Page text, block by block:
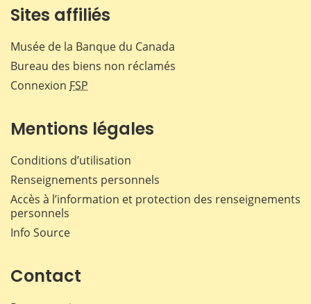
Sites affiliés
Musée de la Banque du Canada
Bureau des biens non réclamés
Connexion FSP
Mentions légales
Conditions d’utilisation
Renseignements personnels
Accès à l’information et protection des renseignements
personnels
Info Source
Contact